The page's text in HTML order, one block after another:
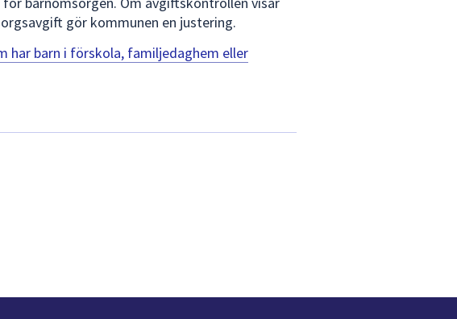
gör kommunen en justering.
har barn i förskola, familjedaghem eller